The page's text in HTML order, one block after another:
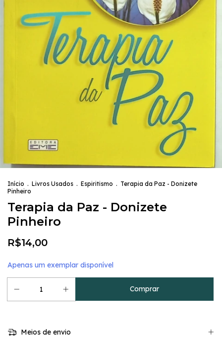
Início . Livros Usados . Espiritismo . Terapia da Paz - Donizete
Pinheiro
Terapia da Paz - Donizete
Pinheiro
R$14,00
Apenas um exemplar disponível
Meios de envio